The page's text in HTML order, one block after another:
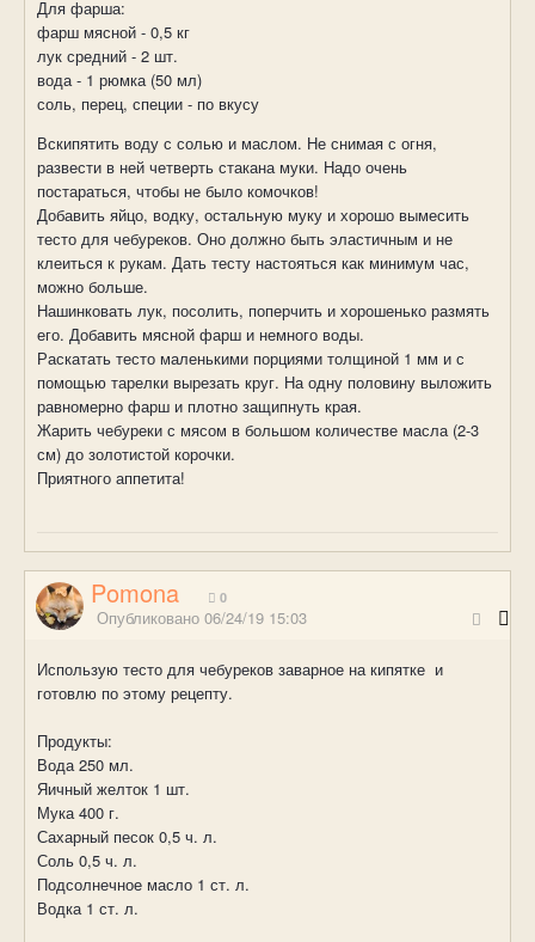
Для фарша:
фарш мясной - 0,5 кг
лук средний - 2 шт.
вода - 1 рюмка (50 мл)
соль, перец, специи - по вкусу
Вскипятить воду с солью и маслом. Не снимая с огня,
развести в ней четверть стакана муки. Надо очень
постараться, чтобы не было комочков!
Добавить яйцо, водку, остальную муку и хорошо вымесить
тесто для чебуреков. Оно должно быть эластичным и не
клеиться к рукам. Дать тесту настояться как минимум час,
можно больше.
Нашинковать лук, посолить, поперчить и хорошенько размять
его. Добавить мясной фарш и немного воды.
Раскатать тесто маленькими порциями толщиной 1 мм и с
помощью тарелки вырезать круг. На одну половину выложить
равномерно фарш и плотно защипнуть края.
Жарить чебуреки с мясом в большом количестве масла (2-3
см) до золотистой корочки.
Приятного аппетита!
Pomona 0
Опубликовано 06/24/19 15:03
Использую тесто для чебуреков заварное на кипятке и
готовлю по этому рецепту.
Продукты:
Вода 250 мл.
Яичный желток 1 шт.
Мука 400 г.
Сахарный песок 0,5 ч. л.
Соль 0,5 ч. л.
Подсолнечное масло 1 ст. л.
Водка 1 ст. л.